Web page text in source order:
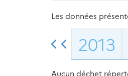
Les données
2013
Aucun déchet